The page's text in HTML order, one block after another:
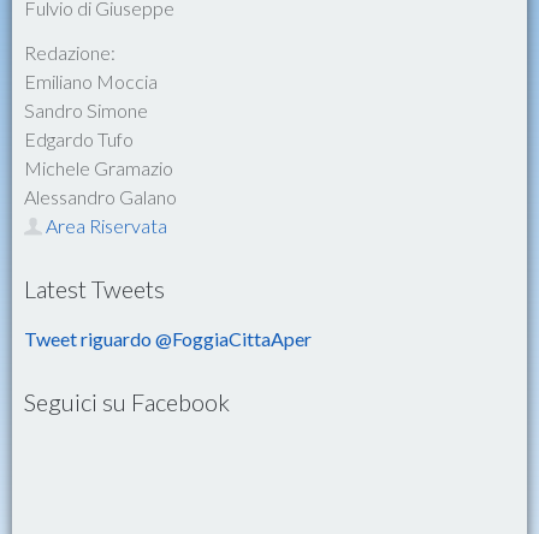
Fulvio di Giuseppe
Redazione:
Emiliano Moccia
Sandro Simone
Edgardo Tufo
Michele Gramazio
Alessandro Galano
Area Riservata
Latest Tweets
Tweet riguardo @FoggiaCittaAper
Seguici su Facebook